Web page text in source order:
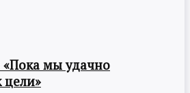
мы удачно
цели»